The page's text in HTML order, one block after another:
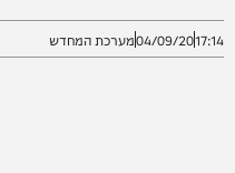
17:14
04/09/20מערכת המחדש